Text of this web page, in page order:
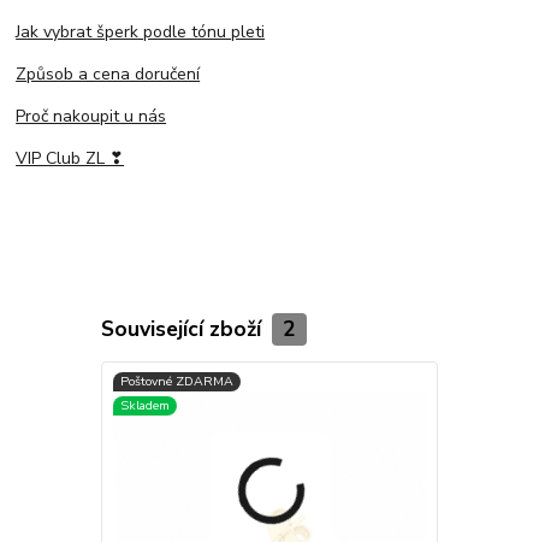
Jak vybrat šperk podle tónu pleti
Způsob a cena doručení
Proč nakoupit u nás
VIP Club ZL ❣
Související zboží 2